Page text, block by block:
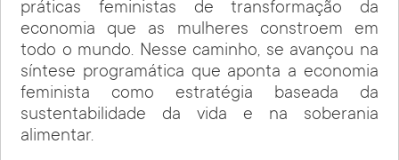
práticas feministas de transformação da
economia que as mulheres constroem em
todo o mundo. Nesse caminho, se avançou na
síntese programática que aponta a economia
feminista como estratégia baseada da
sustentabilidade da vida e na soberania
alimentar.